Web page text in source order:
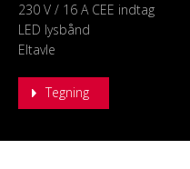
230 V / 16 A CEE indtag
LED lysbånd
Eltavle
Tegning